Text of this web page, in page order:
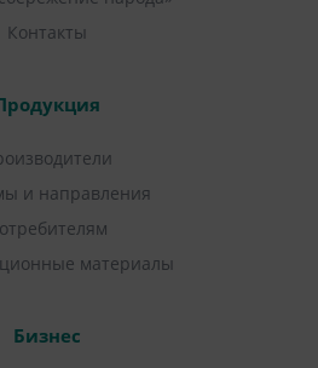
Контакты
и направления
материалы
Бизнес